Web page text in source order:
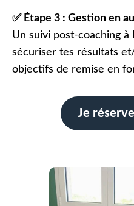
✅ Étape 3 : Gestion en
Un suivi post-coaching à
sécuriser tes résultats
objectifs de remise en
Je